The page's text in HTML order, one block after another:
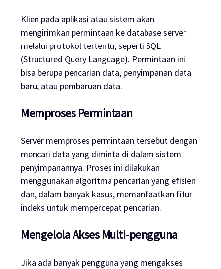
Klien pada aplikasi atau sistem akan
mengirimkan permintaan ke database server
melalui protokol tertentu, seperti SQL
(Structured Query Language). Permintaan ini
bisa berupa pencarian data, penyimpanan data
baru, atau pembaruan data.
Memproses Permintaan
Server memproses permintaan tersebut dengan
mencari data yang diminta di dalam sistem
penyimpanannya. Proses ini dilakukan
menggunakan algoritma pencarian yang efisien
dan, dalam banyak kasus, memanfaatkan fitur
indeks untuk mempercepat pencarian.
Mengelola Akses Multi-pengguna
Jika ada banyak pengguna yang mengakses